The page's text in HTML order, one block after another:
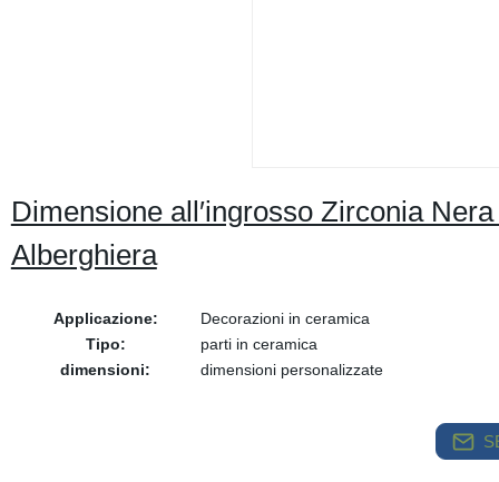
Dimensione all′ingrosso Zirconia
Alberghiera
Applicazione:
Decorazioni in ceramica
Tipo:
parti in ceramica
dimensioni:
dimensioni personalizzate